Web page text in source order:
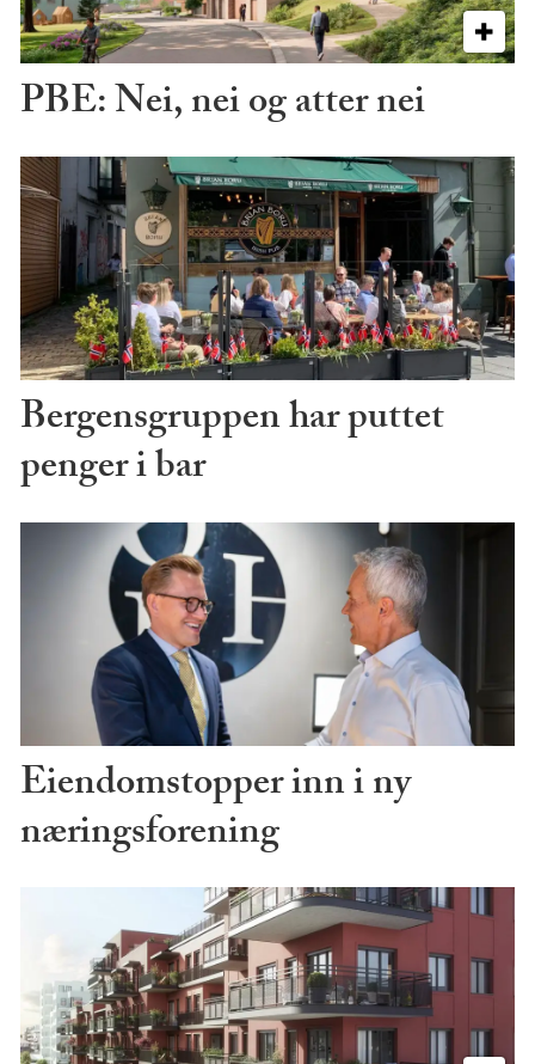
PBE: Nei, nei og atter nei
Bergensgruppen har puttet
penger i bar
Eiendomstopper inn i ny
næringsforening